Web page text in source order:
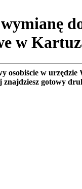
w
osobiście w
gotowy